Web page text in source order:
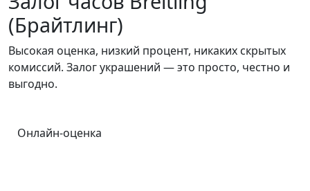
(Брайтлинг)
Высокая оценка, низкий процент, никаких скрытых
комиссий. Залог украшений — это просто, честно и
выгодно.
Онлайн-оценка